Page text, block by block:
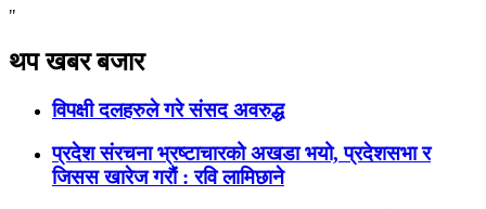
"
थप खबर बजार
विपक्षी दलहरुले गरे संसद अवरुद्ध
प्रदेश संरचना भ्रष्टाचारको अखडा भयो, प्रदेशसभा र
जिसस खारेज गरौं : रवि लामिछाने